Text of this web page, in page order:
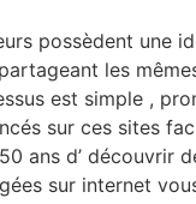
possèdent une
les
est simple ,
sur ces sites
ans d’ découvrir
sur internet